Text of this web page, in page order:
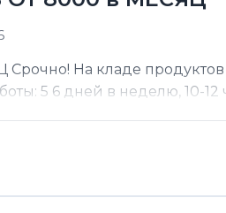
На кладе продуктов
5 6 дней в неделю, 10-12